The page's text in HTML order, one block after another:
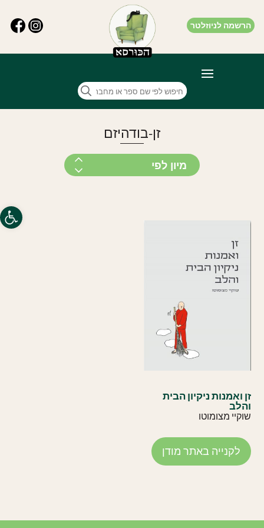
פתח
הרשמה לניוזלטר
זן-בודהיזם
זן ואמנות ניקיון הבית
והלב
שוקיי מצומוטו
לקנייה באתר מודן